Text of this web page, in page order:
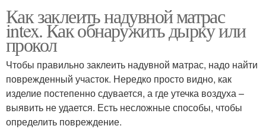
Как заклеить надувной матрас
intex. Как обнаружить дырку или
прокол
Чтобы правильно заклеить надувной матрас, надо найти
поврежденный участок. Нередко просто видно, как
изделие постепенно сдувается, а где утечка воздуха –
выявить не удается. Есть несложные способы, чтобы
определить повреждение.